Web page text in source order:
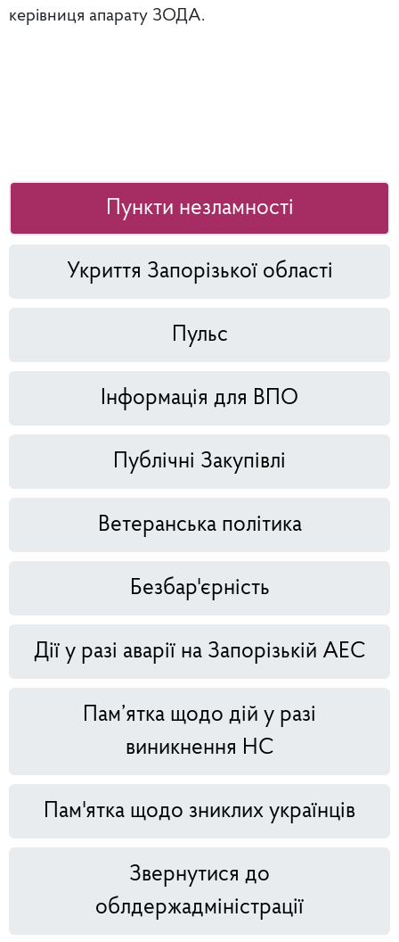
керівниця апарату ЗОДА.
Пункти незламності
Укриття Запорізької області
Пульс
Інформація для ВПО
Публічні Закупівлі
Ветеранська політика
Безбар'єрність
Дії у разі аварії на Запорізькій АЕС
Пам’ятка щодо дій у разі
виникнення НС
Пам'ятка щодо зниклих українців
Звернутися до
облдержадміністрації